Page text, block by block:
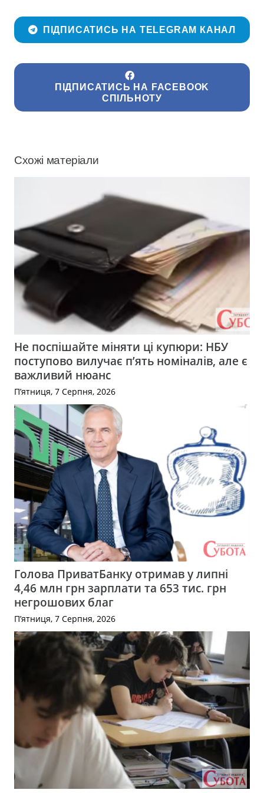
ПІДПИСАТИСЬ НА TELEGRAM КАНАЛ
ПІДПИСАТИСЬ НА FACEBOOK
СПІЛЬНОТУ
Схожі матеріали
Не поспішайте міняти ці купюри: НБУ
поступово вилучає п’ять номіналів, але є
важливий нюанс
П’ятниця, 7 Серпня, 2026
Голова ПриватБанку отримав у липні
4,46 млн грн зарплати та 653 тис. грн
негрошових благ
П’ятниця, 7 Серпня, 2026